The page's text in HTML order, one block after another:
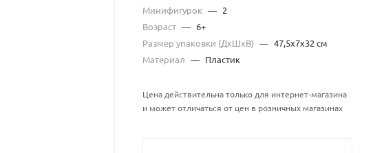
Минифигурок — 2
Возраст — 6+
Размер упаковки (ДхШхВ) — 47,5х7х32 см
Материал — Пластик
Цена действительна только для интернет-магазина
и может отличаться от цен в розничных магазинах